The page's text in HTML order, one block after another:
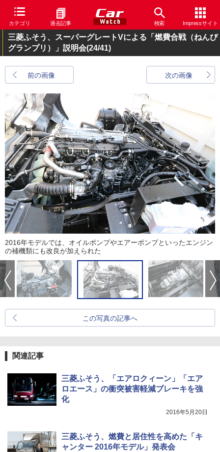
カテゴリ 過去記事 検索 Impressサイト
三菱ふそう、スーパーグレートVによる「燃費合戦（ねんぴ
グランプリ）」説明会(24/41)
前の画像 次の画像
2016年モデルでは、オイルポンプやエアーポンプといったエンジン
の補機類にも改良が加えられた
この写真の記事へ
関連記事
三菱ふそう、「エアロクィーン」「エア
ロエース」の衝突被害軽減ブレーキを強
化
2016年5月20日
三菱ふそう、燃費と居住性を高めた「キ
ャンター 2016年モデル」発表会